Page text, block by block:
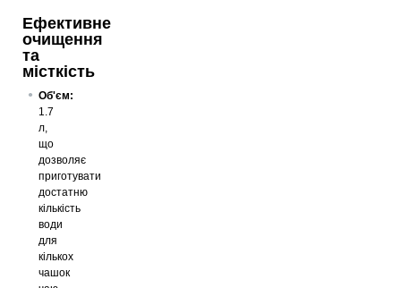
Ефективне
очищення
та
місткість
Об'єм:
1.7
л,
що
дозволяє
приготувати
достатню
кількість
води
для
кількох
чашок